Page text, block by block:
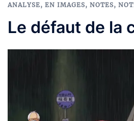
ANALYSE, EN IMAGES, NOTES,
Le défaut de la